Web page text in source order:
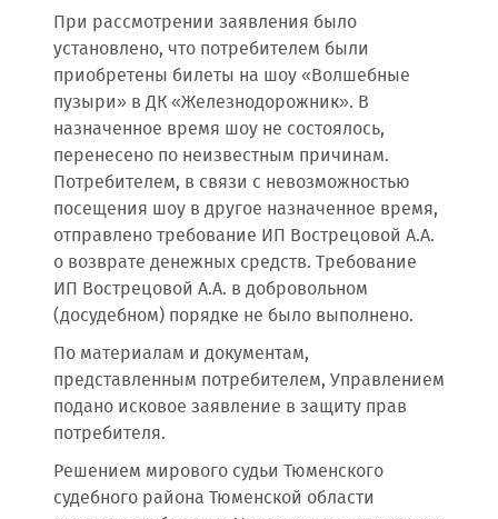
При рассмотрении заявления было
установлено, что потребителем были
приобретены билеты на шоу «Волшебные
пузыри» в ДК «Железнодорожник». В
назначенное время шоу не состоялось,
перенесено по неизвестным причинам.
Потребителем, в связи с невозможностью
посещения шоу в другое назначенное время,
отправлено требование ИП Вострецовой А.А.
о возврате денежных средств. Требование
ИП Вострецовой А.А. в добровольном
(досудебном) порядке не было выполнено.
По материалам и документам,
представленным потребителем, Управлением
подано исковое заявление в защиту прав
потребителя.
Решением мирового судьи Тюменского
судебного района Тюменской области